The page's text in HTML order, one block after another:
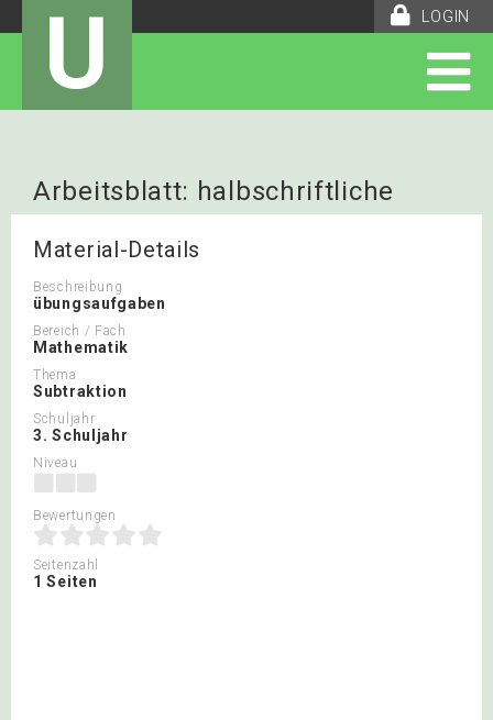
LOGIN
U
Arbeitsblatt: halbschriftliche
subtraktion
Material-Details
Beschreibung
übungsaufgaben
Bereich / Fach
Mathematik
Thema
Subtraktion
Schuljahr
3. Schuljahr
Niveau
Bewertungen
Seitenzahl
1 Seiten